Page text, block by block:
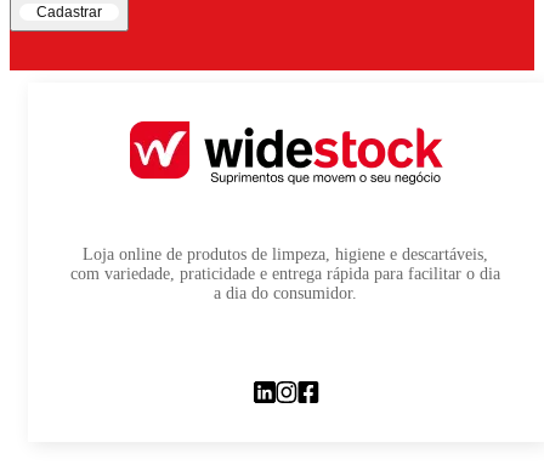
Cadastrar
Loja online de produtos de limpeza, higiene e descartáveis,
com variedade, praticidade e entrega rápida para facilitar o dia
a dia do consumidor.